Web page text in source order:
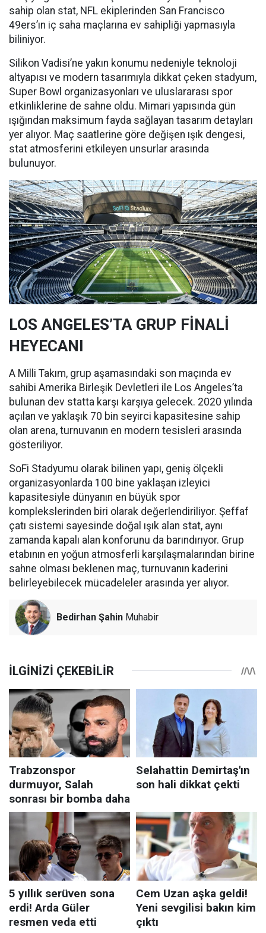
sahip olan stat, NFL ekiplerinden San Francisco
49ers’ın iç saha maçlarına ev sahipliği yapmasıyla
biliniyor.
Silikon Vadisi’ne yakın konumu nedeniyle teknoloji
altyapısı ve modern tasarımıyla dikkat çeken stadyum,
Super Bowl organizasyonları ve uluslararası spor
etkinliklerine de sahne oldu. Mimari yapısında gün
ışığından maksimum fayda sağlayan tasarım detayları
yer alıyor. Maç saatlerine göre değişen ışık dengesi,
stat atmosferini etkileyen unsurlar arasında
bulunuyor.
LOS ANGELES’TA GRUP FİNALİ
HEYECANI
A Milli Takım, grup aşamasındaki son maçında ev
sahibi Amerika Birleşik Devletleri ile Los Angeles’ta
bulunan dev statta karşı karşıya gelecek. 2020 yılında
açılan ve yaklaşık 70 bin seyirci kapasitesine sahip
olan arena, turnuvanın en modern tesisleri arasında
gösteriliyor.
SoFi Stadyumu olarak bilinen yapı, geniş ölçekli
organizasyonlarda 100 bine yaklaşan izleyici
kapasitesiyle dünyanın en büyük spor
komplekslerinden biri olarak değerlendiriliyor. Şeffaf
çatı sistemi sayesinde doğal ışık alan stat, aynı
zamanda kapalı alan konforunu da barındırıyor. Grup
etabının en yoğun atmosferli karşılaşmalarından birine
sahne olması beklenen maç, turnuvanın kaderini
belirleyebilecek mücadeleler arasında yer alıyor.
Bedirhan Şahin Muhabir